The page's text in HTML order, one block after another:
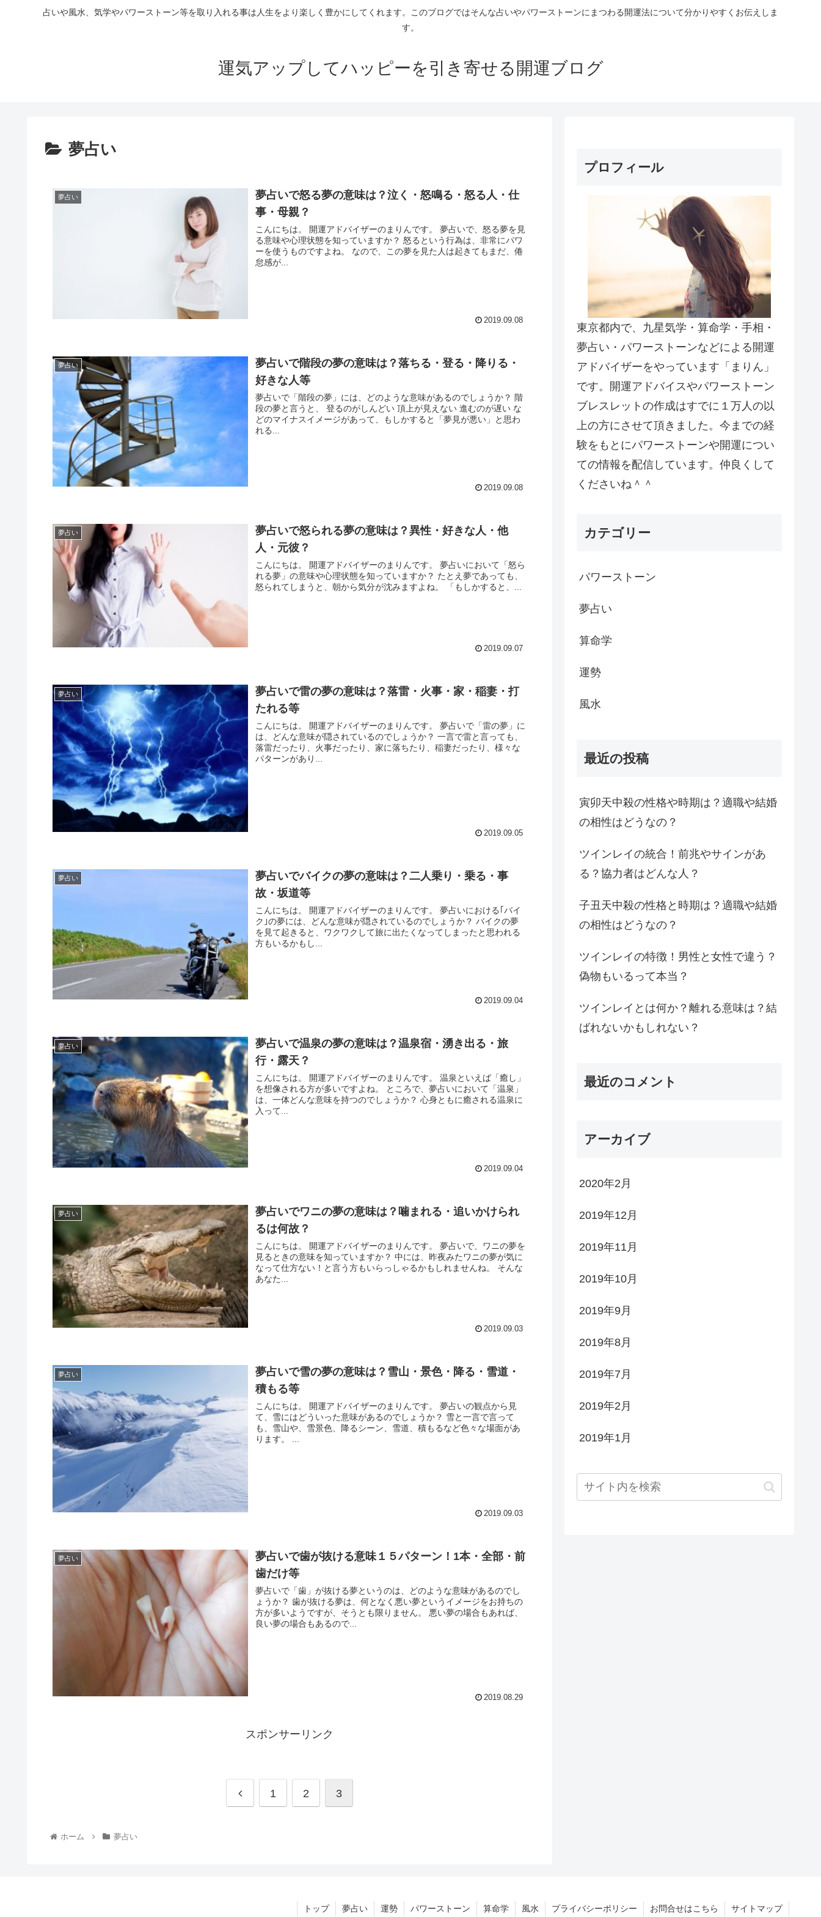
占いや風水、気学やパワーストーン等を取り入れる事は人生をより楽しく豊かにしてくれます。このブログではそんな占いやパワーストーンにまつわる開運法について分かりやすくお伝えしま
す。
運気アップしてハッピーを引き寄せる開運ブログ
夢占い
夢占い
夢占いで怒る夢の意味は？泣く・怒鳴る・怒る人・仕
事・母親？
こんにちは。 開運アドバイザーのまりんです。 夢占いで、怒る夢を見
る意味や心理状態を知っていますか？ 怒るという行為は、非常にパワ
ーを使うものですよね。 なので、この夢を見た人は起きてもまだ、倦
怠感が...
2019.09.08
夢占い
夢占いで階段の夢の意味は？落ちる・登る・降りる・
好きな人等
夢占いで「階段の夢」には、どのような意味があるのでしょうか？ 階
段の夢と言うと、 登るのがしんどい 頂上が見えない 進むのが遅い な
どのマイナスイメージがあって、もしかすると「夢見が悪い」と思わ
れる...
2019.09.08
夢占い
夢占いで怒られる夢の意味は？異性・好きな人・他
人・元彼？
こんにちは。 開運アドバイザーのまりんです。 夢占いにおいて「怒ら
れる夢」の意味や心理状態を知っていますか？ たとえ夢であっても、
怒られてしまうと、朝から気分が沈みますよね。 「もしかすると、...
2019.09.07
夢占い
夢占いで雷の夢の意味は？落雷・火事・家・稲妻・打
たれる等
こんにちは。 開運アドバイザーのまりんです。 夢占いで「雷の夢」に
は、どんな意味が隠されているのでしょうか？ 一言で雷と言っても、
落雷だったり、火事だったり、家に落ちたり、稲妻だったり、様々な
パターンがあり...
2019.09.05
夢占い
夢占いでバイクの夢の意味は？二人乗り・乗る・事
故・坂道等
こんにちは。 開運アドバイザーのまりんです。 夢占いにおける｢バイ
ク｣の夢には、どんな意味が隠されているのでしょうか？ バイクの夢
を見て起きると、ワクワクして旅に出たくなってしまったと思われる
方もいるかもし...
2019.09.04
夢占い
夢占いで温泉の夢の意味は？温泉宿・湧き出る・旅
行・露天？
こんにちは。 開運アドバイザーのまりんです。 温泉といえば「癒し」
を想像される方が多いですよね。 ところで、夢占いにおいて「温泉」
は、一体どんな意味を持つのでしょうか？ 心身ともに癒される温泉に
入って...
2019.09.04
夢占い
夢占いでワニの夢の意味は？噛まれる・追いかけられ
るは何故？
こんにちは。 開運アドバイザーのまりんです。 夢占いで、ワニの夢を
見るときの意味を知っていますか？ 中には、昨夜みたワニの夢が気に
なって仕方ない！と言う方もいらっしゃるかもしれませんね。 そんな
あなた...
2019.09.03
夢占い
夢占いで雪の夢の意味は？雪山・景色・降る・雪道・
積もる等
こんにちは。 開運アドバイザーのまりんです。 夢占いの観点から見
て、雪にはどういった意味があるのでしょうか？ 雪と一言で言って
も、雪山や、雪景色、降るシーン、雪道、積もるなど色々な場面があ
ります。 ...
2019.09.03
夢占い
夢占いで歯が抜ける意味１５パターン！1本・全部・前
歯だけ等
夢占いで「歯」が抜ける夢というのは、どのような意味があるのでし
ょうか？ 歯が抜ける夢は、何となく悪い夢というイメージをお持ちの
方が多いようですが、そうとも限りません。 悪い夢の場合もあれば、
良い夢の場合もあるので...
2019.08.29
スポンサーリンク
1 2 3
ホーム 夢占い
プロフィール
東京都内で、九星気学・算命学・手相・
夢占い・パワーストーンなどによる開運
アドバイザーをやっています「まりん」
です。開運アドバイスやパワーストーン
ブレスレットの作成はすでに１万人の以
上の方にさせて頂きました。今までの経
験をもとにパワーストーンや開運につい
ての情報を配信しています。仲良くして
くださいね＾＾
カテゴリー
パワーストーン
夢占い
算命学
運勢
風水
最近の投稿
寅卯天中殺の性格や時期は？適職や結婚
の相性はどうなの？
ツインレイの統合！前兆やサインがあ
る？協力者はどんな人？
子丑天中殺の性格と時期は？適職や結婚
の相性はどうなの？
ツインレイの特徴！男性と女性で違う？
偽物もいるって本当？
ツインレイとは何か？離れる意味は？結
ばれないかもしれない？
最近のコメント
アーカイブ
2020年2月
2019年12月
2019年11月
2019年10月
2019年9月
2019年8月
2019年7月
2019年2月
2019年1月
トップ 夢占い 運勢 パワーストーン 算命学 風水 プライバシーポリシー お問合せはこちら サイトマップ